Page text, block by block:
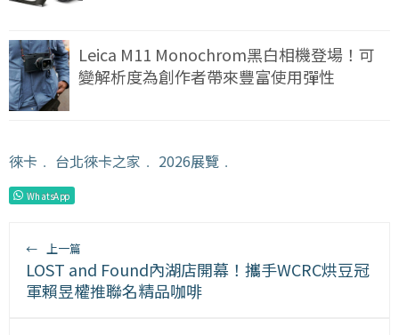
Leica M11 Monochrom黑白相機登場！可
變解析度為創作者帶來豐富使用彈性
徠卡 ﹒ 台北徠卡之家 ﹒ 2026展覽 ﹒
WhatsApp
← 上一篇
LOST and Found內湖店開幕！攜手WCRC烘豆冠
軍賴昱權推聯名精品咖啡